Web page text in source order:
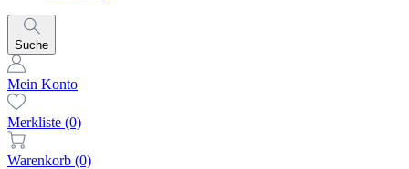
Suche
Mein Konto
Merkliste (0)
Warenkorb (0)